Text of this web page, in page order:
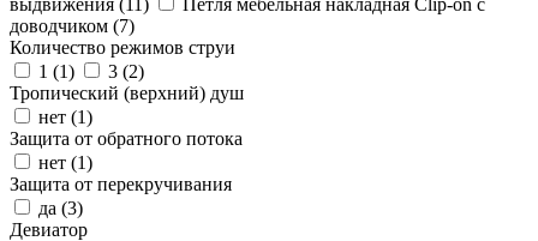
доводчиком (7)
Количество режимов струи
1 (1) 3 (2)
Тропический (верхний) душ
нет (1)
Защита от обратного потока
нет (1)
Защита от перекручивания
да (3)
Девиатор